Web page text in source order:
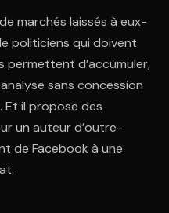
marchés laissés à eux-
politiciens qui doivent
permettent d’accumuler,
sans concession
Et il propose des
un auteur d’outre-
de Facebook à une